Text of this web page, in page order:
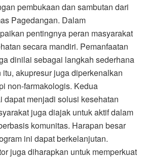
pembukaan dan sambutan dari
Pagedangan. Dalam
pentingnya peran masyarakat
secara mandiri. Pemanfaatan
dinilai sebagai langkah sederhana
akupresur juga diperkenalkan
non-farmakologis. Kedua
dapat menjadi solusi kesehatan
juga diajak untuk aktif dalam
komunitas. Harapan besar
ini dapat berkelanjutan.
juga diharapkan untuk memperkuat